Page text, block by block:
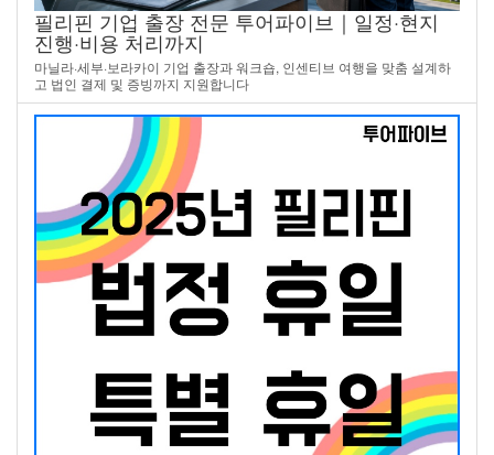
필리핀 기업 출장 전문 투어파이브｜일정·현지
진행·비용 처리까지
마닐라·세부·보라카이 기업 출장과 워크숍, 인센티브 여행을 맞춤 설계하
고 법인 결제 및 증빙까지 지원합니다